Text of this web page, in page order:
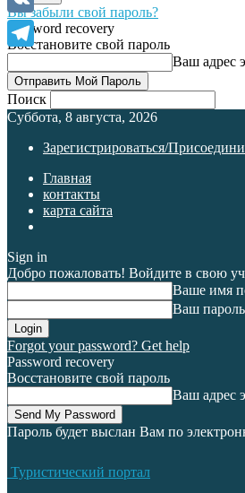
Вы забыли свой пароль?
Password recovery
Восстановите свой пароль
Ваш адрес
Поиск
Суббота, 8 августа, 2026
Зарегистрироваться/
Главная
контакты
карта сайта
Sign in
Добро пожаловать! Войдите в свою
Ваше имя
Ваш пароль
Forgot your password? Get help
Password recovery
Восстановите свой пароль
Ваш адрес
Пароль будет выслан Вам по
Туристический портал
VK